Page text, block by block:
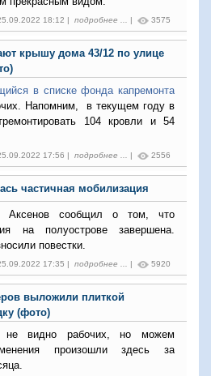
18:12 | подробнее ... | 3575
крышу дома 43/12 по улице
в списке фонда капремонта
Напомним, в текущем году в
104 кровли и 54
17:56 | подробнее ... | 2556
частичная мобилизация
Аксенов сообщил о том, что
на полуострове завершена.
повестки.
17:35 | подробнее ... | 5920
выложили плиткой
(фото)
не видно рабочих, но можем
произошли здесь за